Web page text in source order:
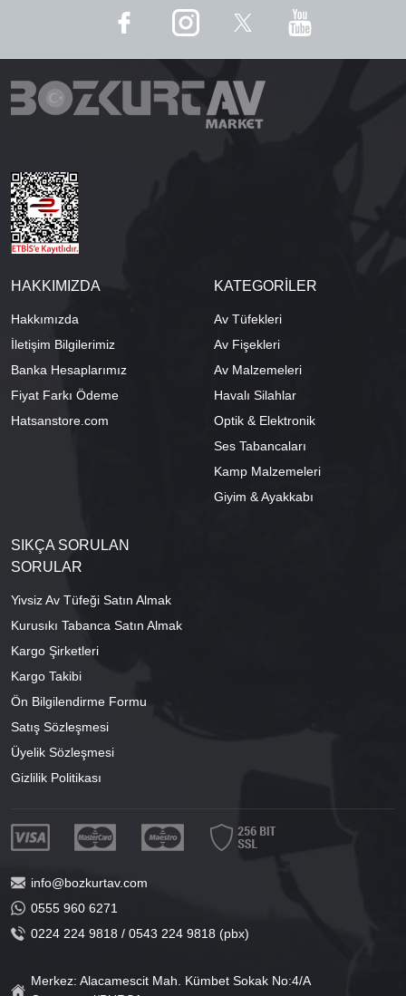
HAKKIMIZDA
Hakkımızda
İletişim Bilgilerimiz
Banka Hesaplarımız
Fiyat Farkı Ödeme
Hatsanstore.com
KATEGORİLER
Av Tüfekleri
Av Fişekleri
Av Malzemeleri
Havalı Silahlar
Optik & Elektronik
Ses Tabancaları
Kamp Malzemeleri
Giyim & Ayakkabı
SIKÇA SORULAN
SORULAR
Yivsiz Av Tüfeği Satın Almak
Kurusıkı Tabanca Satın Almak
Kargo Şirketleri
Kargo Takibi
Ön Bilgilendirme Formu
Satış Sözleşmesi
Üyelik Sözleşmesi
Gizlilik Politikası
info@bozkurtav.com
0555 960 6271
0224 224 9818 / 0543 224 9818 (pbx)
Merkez: Alacamescit Mah. Kümbet Sokak No:4/A